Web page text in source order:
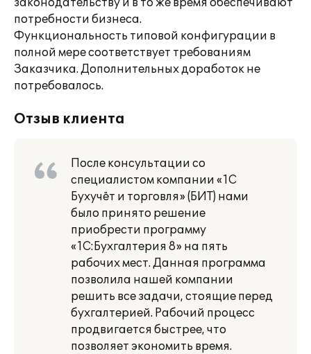
законодательству и в то же время обеспечивают
потребности бизнеса.
Функциональность типовой конфигурации в
полной мере соответствует требованиям
Заказчика. Дополнительных доработок не
потребовалось.
Отзыв клиента
После консультации со
специалистом компании «1С
Бухучёт и торговля» (БИТ) нами
было принято решение
приобрести программу
«1С:Бухгалтерия 8» на пять
рабочих мест. Данная программа
позволила нашей компании
решить все задачи, стоящие перед
бухгалтерией. Рабочий процесс
продвигается быстрее, что
позволяет экономить время.